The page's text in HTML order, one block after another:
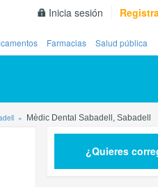
Inicia sesión
Farmacias Salud pública
Mèdic Dental Sabadell, Sabadell
¿Quieres